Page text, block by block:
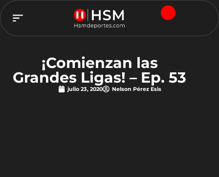
¡Comienzan las
Grandes Ligas! – Ep. 53
julio 23, 2020 Nelson Pérez Esis